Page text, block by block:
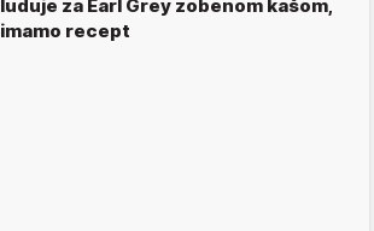
luduje za Earl Grey zobenom kašom,
imamo recept